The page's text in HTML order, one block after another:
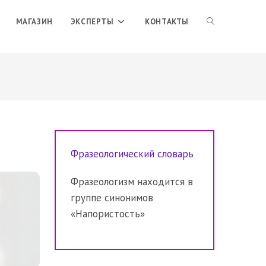
МАГАЗИН ЭКСПЕРТЫ КОНТАКТЫ ПЕРЕКЛЮЧИТЬ
Фразеологический словарь
Фразеологизм находится в
группе синонимов
«Напористость»